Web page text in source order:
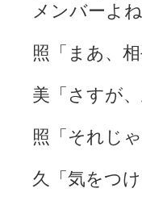
メンバーよ
照「まあ、
美「さすが
照「それじ
久「気をつけ